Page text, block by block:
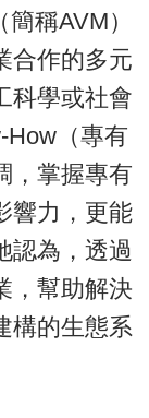
稱AVM）
合作的多元
科學或社會
How（專有
，掌握專有
響力，更能
認為，透過
，幫助解決
構的生態系